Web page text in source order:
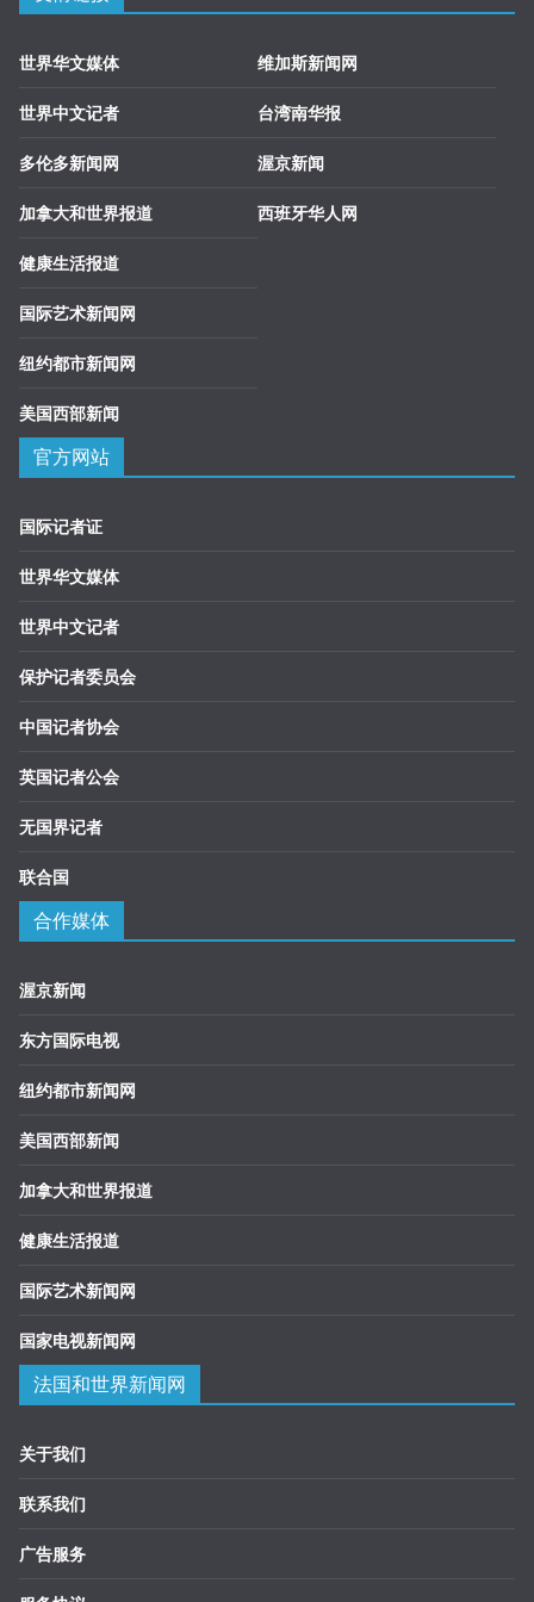
世界华文媒体
世界中文记者
多伦多新闻网
加拿大和世界报道
健康生活报道
国际艺术新闻网
纽约都市新闻网
美国西部新闻
维加斯新闻网
台湾南华报
渥京新闻
西班牙华人网
官方网站
国际记者证
世界华文媒体
世界中文记者
保护记者委员会
中国记者协会
英国记者公会
无国界记者
联合国
合作媒体
渥京新闻
东方国际电视
纽约都市新闻网
美国西部新闻
加拿大和世界报道
健康生活报道
国际艺术新闻网
国家电视新闻网
法国和世界新闻网
关于我们
联系我们
广告服务